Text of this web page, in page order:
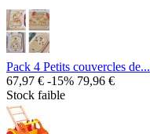
Pack 4 Petits couvercles de...
67,97 € -15% 79,96 €
Stock faible